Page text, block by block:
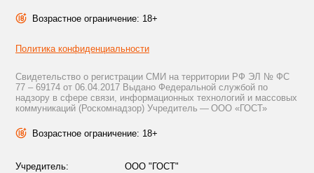
Возрастное ограничение: 18+
Политика конфиденциальности
Свидетельство о регистрации СМИ на территории РФ ЭЛ № ФС
77 – 69174 от 06.04.2017 Выдано Федеральной службой по
надзору в сфере связи, информационных технологий и массовых
коммуникаций (Роскомнадзор) Учредитель — ООО «ГОСТ»
Возрастное ограничение: 18+
Учредитель: ООО "ГОСТ"